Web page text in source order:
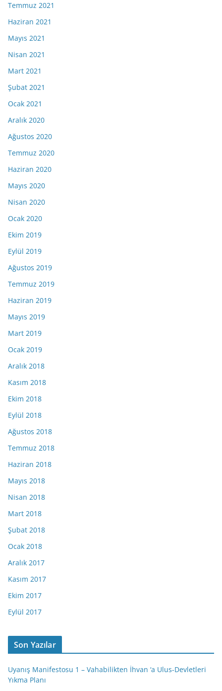
Temmuz 2021
Haziran 2021
Mayıs 2021
Nisan 2021
Mart 2021
Şubat 2021
Ocak 2021
Aralık 2020
Ağustos 2020
Temmuz 2020
Haziran 2020
Mayıs 2020
Nisan 2020
Ocak 2020
Ekim 2019
Eylül 2019
Ağustos 2019
Temmuz 2019
Haziran 2019
Mayıs 2019
Mart 2019
Ocak 2019
Aralık 2018
Kasım 2018
Ekim 2018
Eylül 2018
Ağustos 2018
Temmuz 2018
Haziran 2018
Mayıs 2018
Nisan 2018
Mart 2018
Şubat 2018
Ocak 2018
Aralık 2017
Kasım 2017
Ekim 2017
Eylül 2017
Son Yazılar
Uyanış Manifestosu 1 – Vahabilikten İhvan ‘a Ulus-Devletleri
Yıkma Planı